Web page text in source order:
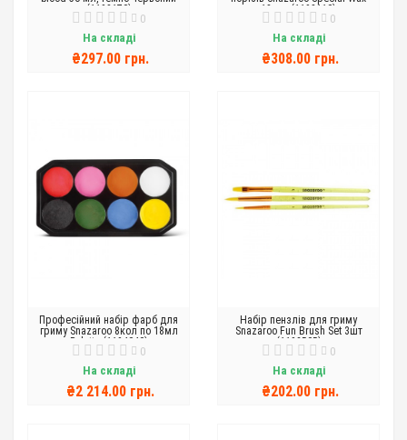
(1198170)
0
На складі
₴297.00 грн.
18 мл (1198110)
0
На складі
₴308.00 грн.
Професійний набір фарб для
гриму Snazaroo 8кол по 18мл
Palette (1194040)
0
На складі
₴2 214.00 грн.
Набір пензлів для гриму
Snazaroo Fun Brush Set 3шт
(1192505)
0
На складі
₴202.00 грн.